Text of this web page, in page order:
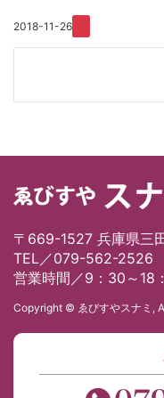
2018-11-26
〒669-1527 兵庫県三
TEL／079-562-2526
営業時間／9：30～
Copyright © ゑびすやスナミ,